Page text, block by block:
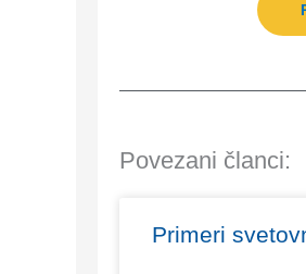
Povezani članci:
Primeri